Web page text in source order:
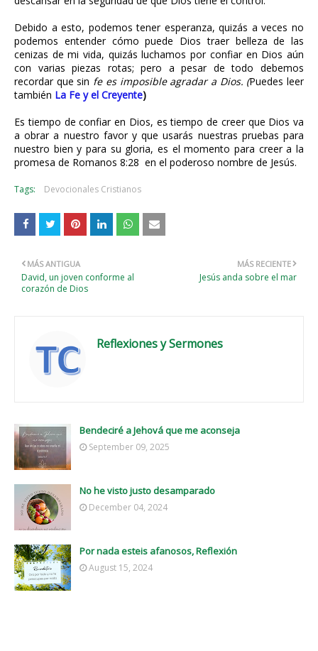
Debido a esto, podemos tener esperanza, quizás a veces no
podemos entender cómo puede Dios traer belleza de las
cenizas de mi vida, quizás luchamos por confiar en Dios aún
con varias piezas rotas; pero a pesar de todo debemos
recordar que sin fe es imposible agradar a Dios. (Puedes leer
también La Fe y el Creyente)
Es tiempo de confiar en Dios, es tiempo de creer que Dios va
a obrar a nuestro favor y que usarás nuestras pruebas para
nuestro bien y para su gloria, es el momento para creer a la
promesa de Romanos 8:28 en el poderoso nombre de Jesús.
Tags: Devocionales Cristianos
MÁS RECIENTE
Jesús anda sobre el mar
MÁS ANTIGUA
David, un joven conforme al
corazón de Dios
Reflexiones y Sermones
Bendeciré a Jehová que me aconseja
September 09, 2025
No he visto justo desamparado
December 04, 2024
Por nada esteis afanosos, Reflexión
August 15, 2024